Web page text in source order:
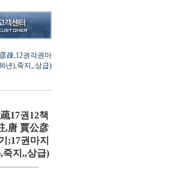
疎,12권각권마
년),죽지,,상급)
17권12책
,唐 賈公彦
;17권마지
죽지,,상급)